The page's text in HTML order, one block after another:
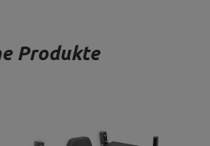
Produkte